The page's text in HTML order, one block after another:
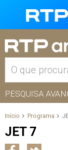
PESQUISA
Início Programa
JET 7